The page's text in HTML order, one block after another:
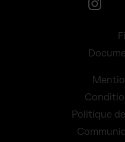
Politique